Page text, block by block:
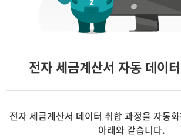
전자 세금계산서 자동 데이
전자 세금계산서 데이터 취합 과정을 자동
아래와 같습니다.